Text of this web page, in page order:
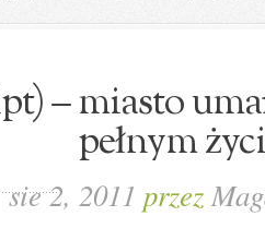
– miasto
pełnym
sie 2, 2011 przez